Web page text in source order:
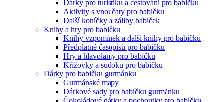
Dárky pro turistiku a cestování pro babičku
Aktivity s vnoučaty pro babičku
Další koníčky a záliby babiček
Knihy a hry pro babičku
Knihy vzpomínek a další knihy pro babičku
Předplatné časopisů pro babičku
Hry a hlavolamy pro babičku
Křížovky a sudoku pro babičku
Dárky pro babičku gurmánku
Gurmánské mapy
Dárkové sady pro babičku gurmánku
Čokoládové dárky a pochoutky pro babičku